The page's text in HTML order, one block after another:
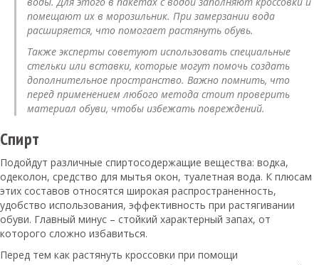
помещают их в морозильник. При замерзании вода
расширяется, что помогает растянуть обувь.
Также эксперты советуют использовать специальные
стельки или вставки, которые могут помочь создать
дополнительное пространство. Важно помнить, что
перед применением любого метода стоит проверить
материал обуви, чтобы избежать повреждений.
Спирт
Подойдут различные спиртосодержащие вещества: водка,
одеколон, средство для мытья окон, туалетная вода. К плюсам
этих составов относятся широкая распространенность,
удобство использования, эффективность при растягивании
обуви. Главный минус – стойкий характерный запах, от
которого сложно избавиться.
Перед тем как растянуть кроссовки при помощи